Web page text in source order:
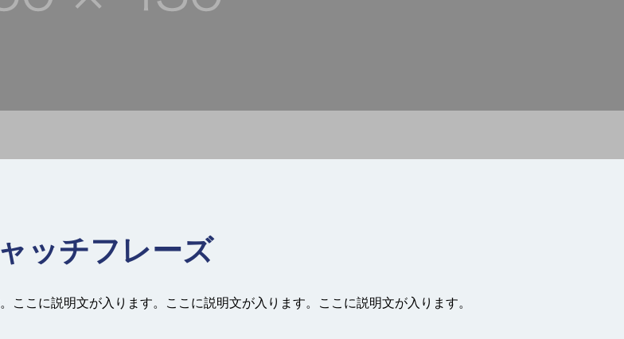
ッチフレーズ
ここに説明文が入ります。ここに説明文が入ります。ここに説明文が入ります。